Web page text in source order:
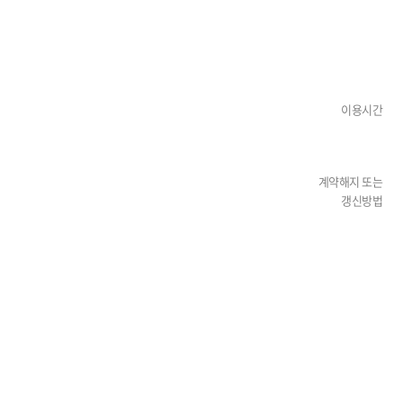
이용시간
계약해지 또는
갱신방법